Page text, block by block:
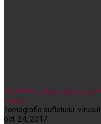
Evenimente Nevoințe
curată
Tomografia sufletului:
oct. 24, 2017